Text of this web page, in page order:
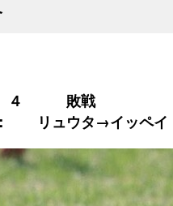
４ 敗戦
リュウタ→イッペイ